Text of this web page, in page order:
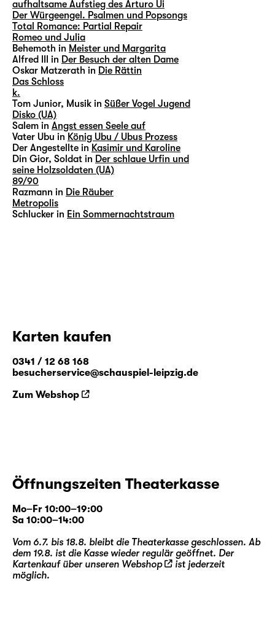
aufhaltsame Aufstieg des Arturo Ui
Der Würgeengel. Psalmen und Popsongs
Total Romance: Partial Repair
Romeo und Julia
Behemoth in Meister und Margarita
Alfred III in Der Besuch der alten Dame
Oskar Matzerath in Die Rättin
Das Schloss
k.
Tom Junior, Musik in Süßer Vogel Jugend
Disko (UA)
Salem in Angst essen Seele auf
Vater Ubu in König Ubu / Ubus Prozess
Der Angestellte in Kasimir und Karoline
Din Gior, Soldat in Der schlaue Urfin und
seine Holzsoldaten (UA)
89/90
Razmann in Die Räuber
Metropolis
Schlucker in Ein Sommernachtstraum
Karten kaufen
0341 / 12 68 168
besucherservice@schauspiel-leipzig.de
Zum Webshop
Öffnungszeiten Theaterkasse
Mo–Fr 10:00–19:00
Sa 10:00–14:00
Vom 6.7. bis 18.8. bleibt die Theaterkasse geschlossen. Ab
dem 19.8. ist die Kasse wieder regulär geöffnet. Der
Kartenkauf über unseren Webshop
ist jederzeit
möglich.